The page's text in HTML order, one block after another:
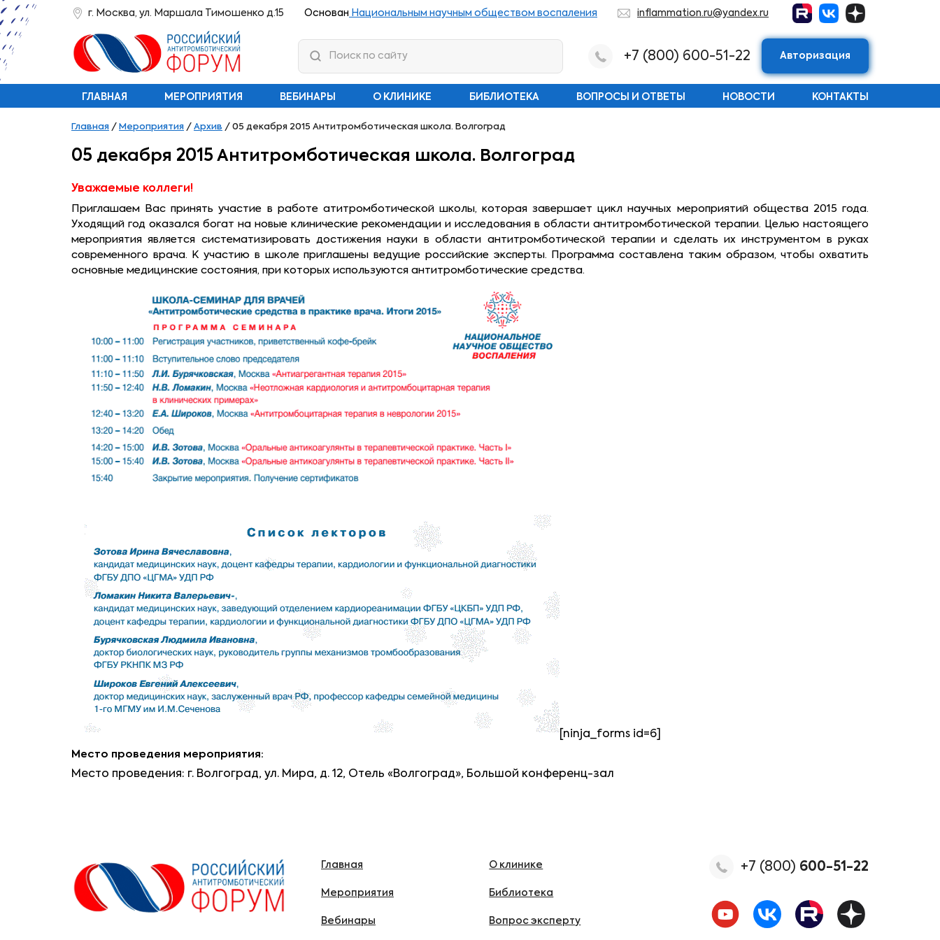
г. Москва, ул. Маршала Тимошенко д.15 Основан Национальным научным обществом воспаления inflammation.ru@yandex.ru
+7 (800) 600-51-22 Авторизация
ГЛАВНАЯ МЕРОПРИЯТИЯ ВЕБИНАРЫ О КЛИНИКЕ БИБЛИОТЕКА ВОПРОСЫ И ОТВЕТЫ НОВОСТИ КОНТАКТЫ
Главная / Мероприятия / Архив / 05 декабря 2015 Антитромботическая школа. Волгоград
05 декабря 2015 Антитромботическая школа. Волгоград
Уважаемые коллеги!
Приглашаем Вас принять участие в работе атитромботической школы, которая завершает цикл научных мероприятий общества 2015 года.
Уходящий год оказался богат на новые клинические рекомендации и исследования в области антитромботической терапии. Целью настоящего
мероприятия является систематизировать достижения науки в области антитромботической терапии и сделать их инструментом в руках
современного врача. К участию в школе приглашены ведущие российские эксперты. Программа составлена таким образом, чтобы охватить
основные медицинские состояния, при которых используются антитромботические средства.
[ninja_forms id=6]
Место проведения мероприятия:
Место проведения: г. Волгоград, ул. Мира, д. 12, Отель «Волгоград», Большой конференц-зал
Главная
Мероприятия
Вебинары
О клинике
Библиотека
Вопрос эксперту
+7 (800) 600-51-22